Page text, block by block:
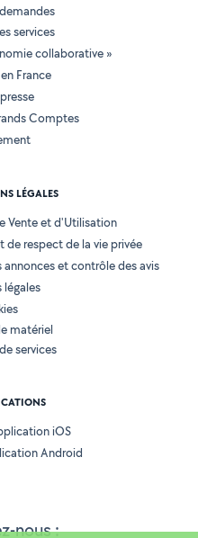
nous :
services
collaborative »
France
Comptes
LÉGALES
Vente et d'Utilisation
respect de la vie privée
et contrôle des avis
légales
matériel
services
iOS
Android